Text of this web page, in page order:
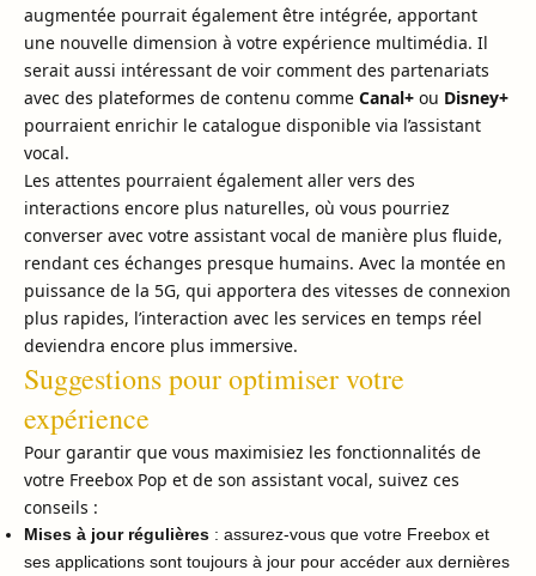
augmentée pourrait également être intégrée, apportant
une nouvelle dimension à votre expérience multimédia. Il
serait aussi intéressant de voir comment des partenariats
avec des plateformes de contenu comme Canal+ ou Disney+
pourraient enrichir le catalogue disponible via l’assistant
vocal.
Les attentes pourraient également aller vers des
interactions encore plus naturelles, où vous pourriez
converser avec votre assistant vocal de manière plus fluide,
rendant ces échanges presque humains. Avec la montée en
puissance de la 5G, qui apportera des vitesses de connexion
plus rapides, l’interaction avec les services en temps réel
deviendra encore plus immersive.
Suggestions pour optimiser votre
expérience
Pour garantir que vous maximisiez les fonctionnalités de
votre Freebox Pop et de son assistant vocal, suivez ces
conseils :
Mises à jour régulières : assurez-vous que votre Freebox et
ses applications sont toujours à jour pour accéder aux dernières